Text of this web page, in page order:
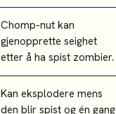
Chomp-nut kan
gjenopprette seighet
etter å ha spist zombier.
Kan eksplodere mens
den blir spist og én gang